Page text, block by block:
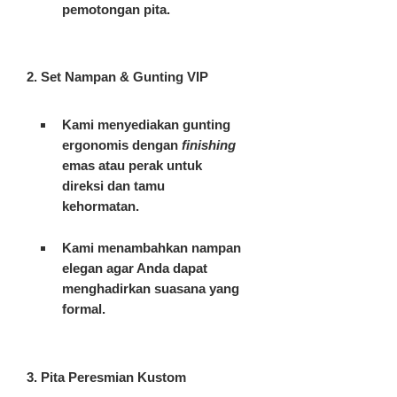
pemotongan pita.
2. Set Nampan & Gunting VIP
Kami menyediakan gunting
ergonomis dengan finishing
emas atau perak untuk
direksi dan tamu
kehormatan.
Kami menambahkan nampan
elegan agar Anda dapat
menghadirkan suasana yang
formal.
3. Pita Peresmian Kustom